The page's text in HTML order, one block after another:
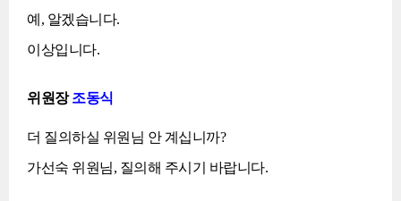
예, 알겠습니다.
이상입니다.
위원장조동식
더 질의하실 위원님 안 계십니까?
가선숙 위원님, 질의해 주시기 바랍니다.